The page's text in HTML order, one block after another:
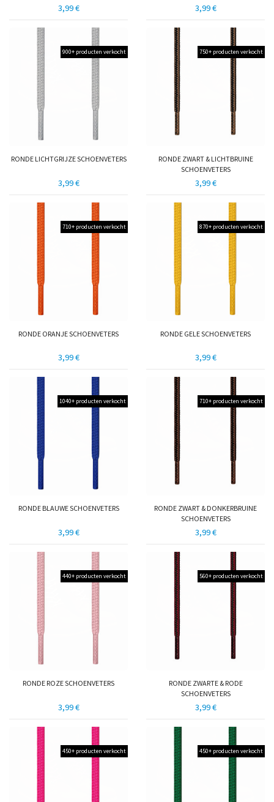
3,99 € 3,99 €
900+ producten verkocht
RONDE LICHTGRIJZE SCHOENVETERS
3,99 €
750+ producten verkocht
RONDE ZWART & LICHTBRUINE
SCHOENVETERS
3,99 €
710+ producten verkocht
RONDE ORANJE SCHOENVETERS
3,99 €
870+ producten verkocht
RONDE GELE SCHOENVETERS
3,99 €
1040+ producten verkocht
RONDE BLAUWE SCHOENVETERS
3,99 €
710+ producten verkocht
RONDE ZWART & DONKERBRUINE
SCHOENVETERS
3,99 €
440+ producten verkocht
RONDE ROZE SCHOENVETERS
3,99 €
560+ producten verkocht
RONDE ZWARTE & RODE
SCHOENVETERS
3,99 €
450+ producten verkocht 450+ producten verkocht